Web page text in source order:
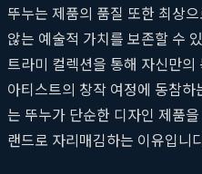
뚜누는 제품의 품질 또한 최상
않는 예술적 가치를 보존할 수
트라미 컬렉션을 통해 자신만
아티스트의 창작 여정에 동참
는 뚜누가 단순한 디자인 제품
랜드로 자리매김하는 이유입니